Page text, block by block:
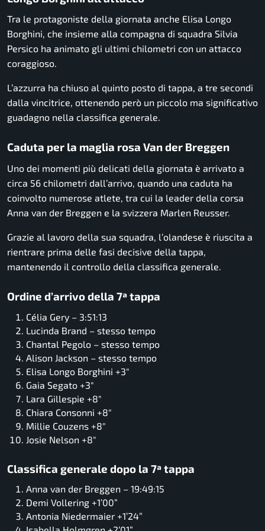
Tra le protagoniste della giornata anche Elisa Longo
Borghini, che insieme alla compagna di squadra Silvia
Persico ha animato gli ultimi chilometri con un attacco
coraggioso.
L’azzurra ha chiuso al quinto posto di tappa, a tre secondi
dalla vincitrice, ottenendo però un piccolo ma significativo
guadagno nella classifica generale.
Caduta per la maglia rosa Van der Breggen
Uno dei momenti più delicati della giornata è arrivato a
circa 56 chilometri dall’arrivo, quando una caduta ha
coinvolto numerose atlete, tra cui la leader della corsa
Anna van der Breggen e la svizzera Marlen Reusser.
Grazie al lavoro della sua squadra, l’olandese è riuscita a
rientrare prima delle fasi decisive della tappa,
mantenendo il controllo della classifica generale.
Ordine d’arrivo della 7ª tappa
Célia Gery – 3:51:13
Lucinda Brand – stesso tempo
Chantal Pegolo – stesso tempo
Alison Jackson – stesso tempo
Elisa Longo Borghini +3″
Gaia Segato +3″
Lara Gillespie +8″
Chiara Consonni +8″
Millie Couzens +8″
Josie Nelson +8″
Classifica generale dopo la 7ª tappa
Anna van der Breggen – 19:49:15
Demi Vollering +1’00”
Antonia Niedermaier +1’24”